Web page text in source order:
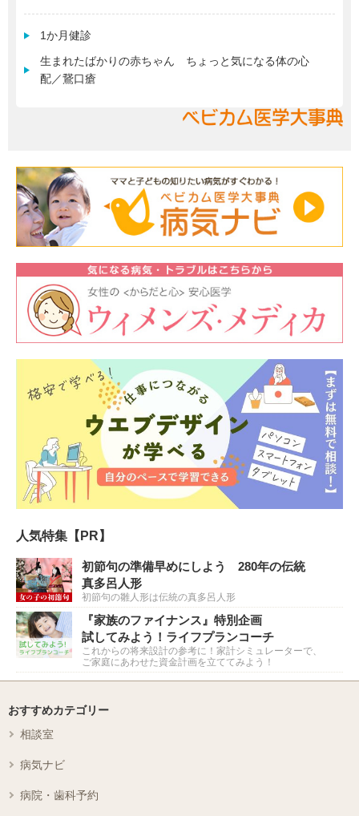
1か月健診
生まれたばかりの赤ちゃん ちょっと気になる体の心
配／鵞口瘡
人気特集【PR】
初節句の準備早めにしよう 280年の伝統
真多呂人形
初節句の雛人形は伝統の真多呂人形
『家族のファイナンス』特別企画
試してみよう！ライフプランコーチ
これからの将来設計の参考に！家計シミュレーターで、
ご家庭にあわせた資金計画を立ててみよう！
おすすめカテゴリー
相談室
病気ナビ
病院・歯科予約